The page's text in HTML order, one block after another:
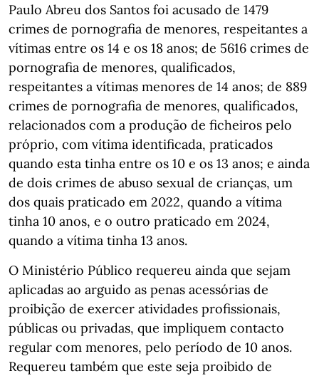
Paulo Abreu dos Santos foi acusado de 1479
crimes de pornografia de menores, respeitantes a
vítimas entre os 14 e os 18 anos; de 5616 crimes de
pornografia de menores, qualificados,
respeitantes a vítimas menores de 14 anos; de 889
crimes de pornografia de menores, qualificados,
relacionados com a produção de ficheiros pelo
próprio, com vítima identificada, praticados
quando esta tinha entre os 10 e os 13 anos; e ainda
de dois crimes de abuso sexual de crianças, um
dos quais praticado em 2022, quando a vítima
tinha 10 anos, e o outro praticado em 2024,
quando a vítima tinha 13 anos.
O Ministério Público requereu ainda que sejam
aplicadas ao arguido as penas acessórias de
proibição de exercer atividades profissionais,
públicas ou privadas, que impliquem contacto
regular com menores, pelo período de 10 anos.
Requereu também que este seja proibido de